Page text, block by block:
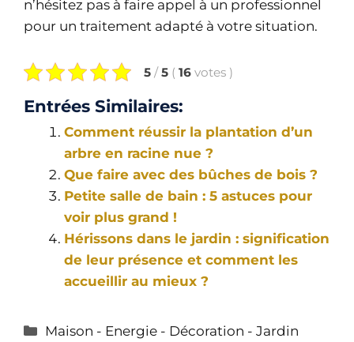
n’hésitez pas à faire appel à un professionnel
pour un traitement adapté à votre situation.
5 / 5 ( 16 votes )
Entrées Similaires:
Comment réussir la plantation d’un
arbre en racine nue ?
Que faire avec des bûches de bois ?
Petite salle de bain : 5 astuces pour
voir plus grand !
Hérissons dans le jardin : signification
de leur présence et comment les
accueillir au mieux ?
Catégories
Maison - Energie - Décoration - Jardin